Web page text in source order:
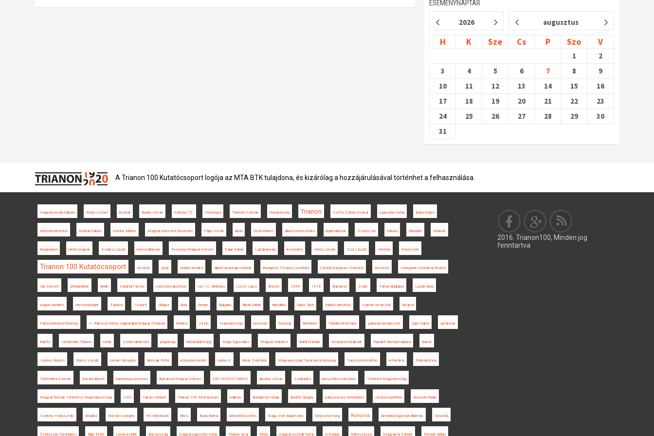
ESEMÉNYNAPTÁR
2026 augusztus
H K Sze Cs P Szo V
1
2
3
4 5 6 7 8
9
10
11 12 13 14 15
16
17
18 19 20 21 22
23
24
25 26 27 28 29
30
31
A Trianon 100 Kutatócsoport logója az MTA BTK tulajdona, és kizárólag a hozzájárulásával történhet a felhasználása.
magyar-román háború Mélyi József levéltár Burián István március 15. Felsőrépa Trianoni Szemle Gombaszög Trianon Szőts Zoltán Oszkár jugoszláv határ Balázsfalva
antiszemitizmus Molnár Miklós Horthy Miklós Magyar Nemzeti Múzeum Papp István Arad Győri Róbert államszerveződés legionáriusok Szászcsór háború Délvidék Miskolc
Burgenland hétköznapok Szarka László kérészállamok Pozsonyi Magyar Intézet Papp Károly Lajtabánság leszerelés Vörös László Tost László História Felsőszék
Trianon 100 Kutatócsoport oktatás Ipoly Erdélyi Krónika diplomáciai kapcsolatok Budapest Főváros Levéltára Central European Horizons Rozsnyó Hungarian Historical Review
Clio Intézet áttelepültek Berlin Sárándi Tamás csehszlovakizmus Ion. I.C. Brătianu Lóczy Lajos Brassó 1939 1918 Bukarest Svájc Tolnai Világlapja Lucian Boia
wagon dwellers nemzetiségek Zalatna 14 pont Világos Ada ünnep Bulgária Bihari Dániel ellenállás Glant Tibor többes identitás Hajnal István Kör Ukrajna
Párizsi békekonferencia II. Rákóczi Ferenc Kárpátaljai Magyar Főiskola Batrina 24.hu Franciaország recenzió források Berthelot Friedrich-kormány gabonacsempészet Egry Gábor optánsok
Bártfa Ismeretlen Trianon tótok Szatmárnémeti polgárság békeküldöttség Nagy Egyesülés Magyar Narancs Bárdi Nándor Központi hatalmak Rapaich Richárd naplója Bánát
Juhász Balázs Göncz László román támadás Bencsik Péter könyvbemutató június 4. Bódy Zsombor Magyarországi Tanácsköztársaság Turócszentmárton reformkor föderalizmus
Történelmi Szemle Edvard Beneš hadseregszervezés Bukaresti Magyar Intézet ERC NEPOSTRANS Apáthy István Szabadka breszt-litovszki béke Történeti Magyarország
Magyar-Román Történész Vegyesbizottság HVG Takács Róbert Trianon 100 Momentum kiállítás Budapesti Hírlap Bödők Gergely párhuzamos történelem centrum-periféria Kossuth Rádió
Székely Hadosztály Krónika Romsics Gergely Pro Minoritate Bécs Bodó Barna békeelőkészítés Nagy Imre Alapítvány Népszövetség Románia Amerikai Egyesült Államok Slovenia
őszirózsás forradalom Rigó Máté Lendva-vidék Bácsország magyar-jugoszláv határ Trianon arcai Déda magyar-osztrák határ évforduló Mikeszásza Magyarosi Sándor Nicolae Bălan
2016. Trianon100, Minden jog
fenntartva